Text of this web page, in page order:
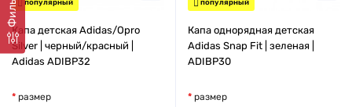
популярный
Капа детская Adidas/Opro
Silver | черный/красный |
Adidas ADIBP32
размер
популярный
Капа однорядная детская
Adidas Snap Fit | зеленая |
ADIBP30
размер